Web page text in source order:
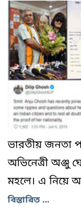
ভারতীয় জনতা
অভিনেত্রী অঞ্জু
মহলে। এ নিয়ে
বিস্তারিত ...